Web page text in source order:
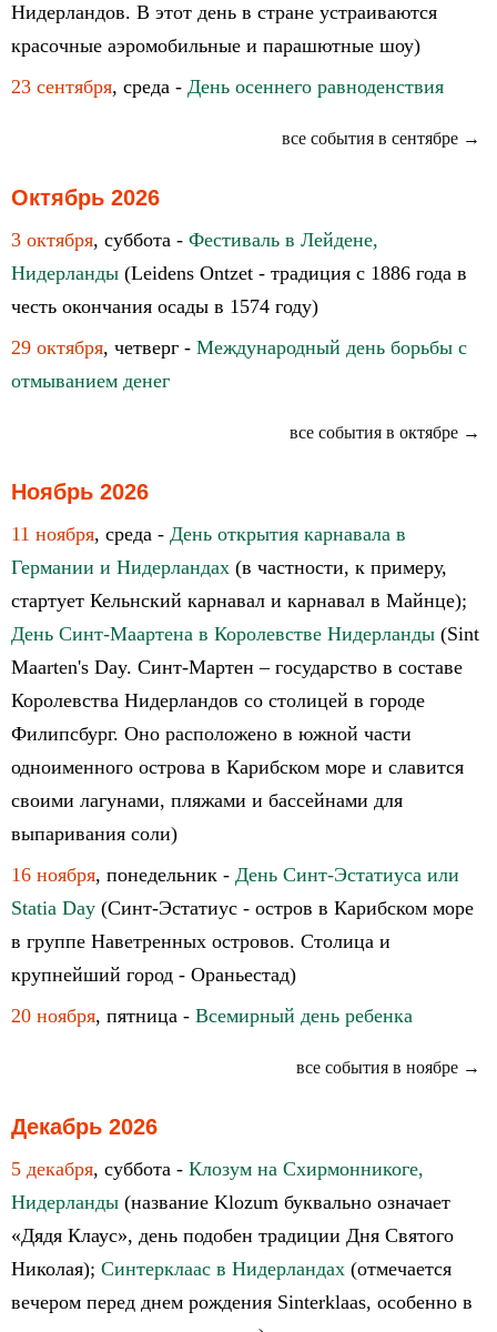
Нидерландов. В этот день в стране устраиваются
красочные аэромобильные и парашютные шоу)
23 сентября, среда - День осеннего равноденствия
все события в сентябре →
Октябрь 2026
3 октября, суббота - Фестиваль в Лейдене,
Нидерланды (Leidens Ontzet - традиция с 1886 года в
честь окончания осады в 1574 году)
29 октября, четверг - Международный день борьбы с
отмыванием денег
все события в октябре →
Ноябрь 2026
11 ноября, среда - День открытия карнавала в
Германии и Нидерландах (в частности, к примеру,
стартует Кельнский карнавал и карнавал в Майнце);
День Синт-Маартена в Королевстве Нидерланды (Sint
Maarten's Day. Синт-Мартен – государство в составе
Королевства Нидерландов со столицей в городе
Филипсбург. Оно расположено в южной части
одноименного острова в Карибском море и славится
своими лагунами, пляжами и бассейнами для
выпаривания соли)
16 ноября, понедельник - День Синт-Эстатиуса или
Statia Day (Синт-Эстатиус - остров в Карибском море
в группе Наветренных островов. Столица и
крупнейший город - Ораньестад)
20 ноября, пятница - Всемирный день ребенка
все события в ноябре →
Декабрь 2026
5 декабря, суббота - Клозум на Схирмонникоге,
Нидерланды (название Klozum буквально означает
«Дядя Клаус», день подобен традиции Дня Святого
Николая); Синтерклаас в Нидерландах (отмечается
вечером перед днем рождения Sinterklaas, особенно в